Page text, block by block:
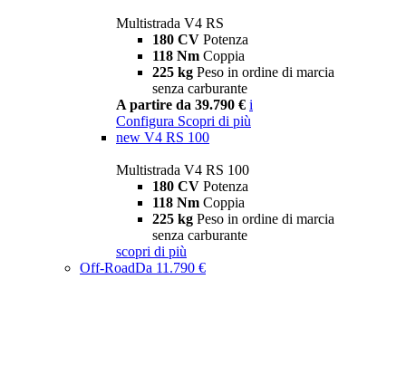
Multistrada V4 RS
180 CV Potenza
118 Nm Coppia
225 kg Peso in ordine di marcia
senza carburante
A partire da 39.790 € i
Configura Scopri di più
new V4 RS 100
Multistrada V4 RS 100
180 CV Potenza
118 Nm Coppia
225 kg Peso in ordine di marcia
senza carburante
scopri di più
Off-RoadDa 11.790 €